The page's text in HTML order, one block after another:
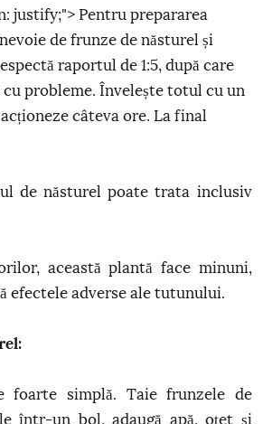
justify;"> Pentru prepararea
de frunze de năsturel și
raportul de 1:5, după care
cu probleme. Învelește totul cu un
acționeze câteva ore. La final
de năsturel poate trata inclusiv
această plantă face minuni,
efectele adverse ale tutunului.
foarte simplă. Taie frunzele de
într-un bol, adaugă apă, oțet și